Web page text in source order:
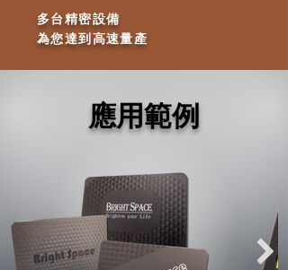
多台精密設備
​為您達到高速量產
應用範例